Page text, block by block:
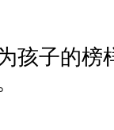
孩子的榜